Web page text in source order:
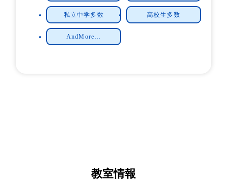
私立中学多数 高校生多数
AndMore…
教室情報